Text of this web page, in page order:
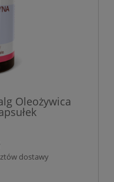
Oleożywica
dostawy